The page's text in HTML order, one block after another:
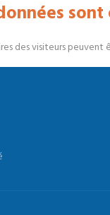
sont
des visiteurs